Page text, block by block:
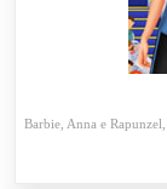
Barbie, Anna e